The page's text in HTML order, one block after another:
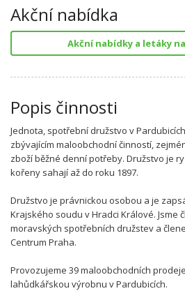
Akční nabídka
Akční nabídky a letáky
Popis činnosti
Jednota, spotřební družstvo v
zbývajícím maloobchodní činností,
zboží běžné denní potřeby. Družstvo je
kořeny sahají až do roku 1897.
Družstvo je právnickou osobou a je
Krajského soudu v Hradci Králové. Jsme
moravských spotřebních družstev a
Centrum Praha.
Provozujeme 39 maloobchodních
lahůdkářskou výrobnu v Pardubicích.